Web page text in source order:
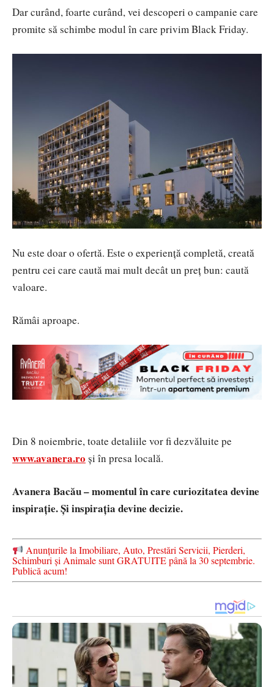
Dar curând, foarte curând, vei descoperi o campanie care
promite să schimbe modul în care privim Black Friday.
Nu este doar o ofertă. Este o experiență completă, creată
pentru cei care caută mai mult decât un preț bun: caută
valoare.
Rămâi aproape.
Din 8 noiembrie, toate detaliile vor fi dezvăluite pe
www.avanera.ro și în presa locală.
Avanera Bacău – momentul în care curiozitatea devine
inspirație. Și inspirația devine decizie.
Anunțurile la Imobiliare, Auto, Prestări Servicii, Pierderi,
Schimburi și Animale sunt GRATUITE până la 30 septembrie.
Publică acum!